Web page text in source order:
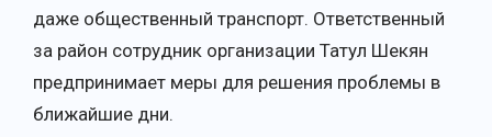
даже общественный транспорт. Ответственный
за район сотрудник организации Татул Шекян
предпринимает меры для решения проблемы в
ближайшие дни.